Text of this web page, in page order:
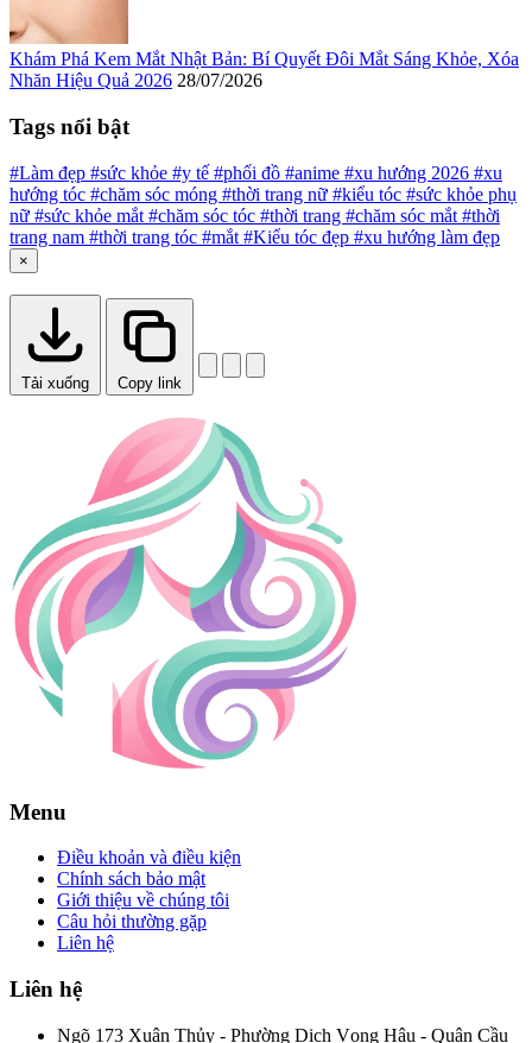
Khám Phá Kem Mắt Nhật Bản: Bí Quyết Đôi Mắt Sáng Khỏe, Xóa
Nhăn Hiệu Quả 2026 28/07/2026
Tags nổi bật
#Làm đẹp #sức khỏe #y tế #phối đồ #anime #xu hướng 2026 #xu
hướng tóc #chăm sóc móng #thời trang nữ #kiểu tóc #sức khỏe phụ
nữ #sức khỏe mắt #chăm sóc tóc #thời trang #chăm sóc mắt #thời
trang nam #thời trang tóc #mắt #Kiểu tóc đẹp #xu hướng làm đẹp
×
Tải xuống Copy link
Menu
Điều khoản và điều kiện
Chính sách bảo mật
Giới thiệu về chúng tôi
Câu hỏi thường gặp
Liên hệ
Liên hệ
Ngõ 173 Xuân Thủy - Phường Dịch Vọng Hậu - Quận Cầu